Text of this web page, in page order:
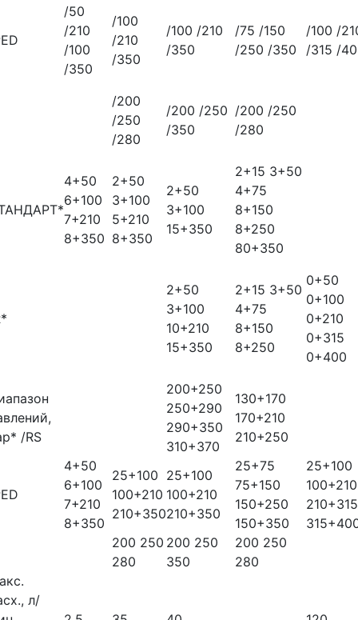
/50
/210
/100
/350
/100
/210
/350
/100 /210
/350
/75 /150
/250 /350
/100 /
/315 /
/200
/250
/280
/200 /250
/350
/200 /250
/280
4+50
6+100
7+210
8+350
2+50
3+100
5+210
8+350
2+50
3+100
15+350
2+15 3+50
4+75
8+150
8+250
80+350
2+50
3+100
10+210
15+350
2+15 3+50
4+75
8+150
8+250
0+50
0+100
0+210
0+315
0+400
/RS
200+250
250+290
290+350
310+370
130+170
170+210
210+250
4+50
6+100
7+210
8+350
25+100
100+210
210+350
25+100
100+210
210+350
25+75
75+150
150+250
150+350
25+100
100+210
210+315
200 250
280
200 250
350
200 250
280
л/